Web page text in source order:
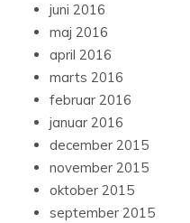
juni 2016
maj 2016
april 2016
marts 2016
februar 2016
januar 2016
december 2015
november 2015
oktober 2015
september 2015